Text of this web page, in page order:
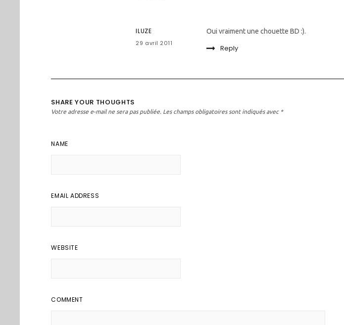
ILUZE
29 avril 2011
Oui vraiment une chouette BD :).
Reply
SHARE YOUR THOUGHTS
Votre adresse e-mail ne sera pas publiée. Les champs obligatoires sont indiqués avec *
NAME
EMAIL ADDRESS
WEBSITE
COMMENT